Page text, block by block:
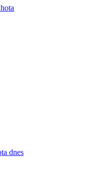
dnes